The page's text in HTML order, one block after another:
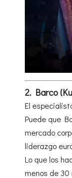
2. Barco
El
Puede que
mercado
liderazgo
Lo que los
menos de